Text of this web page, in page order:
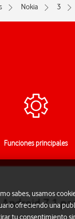
Nokia 3
Funciones principales
7.1
sabes, usamos
ofreciendo una
tu consentimiento